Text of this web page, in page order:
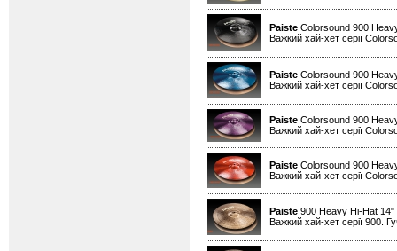
Paiste Colorsound 900
Важкий хай-хет серії
Paiste Colorsound 900
Важкий хай-хет серії
Paiste Colorsound 900
Важкий хай-хет серії
Paiste Colorsound 900
Важкий хай-хет серії
Paiste 900 Heavy Hi-Hat 14"
Важкий хай-хет серії 900.